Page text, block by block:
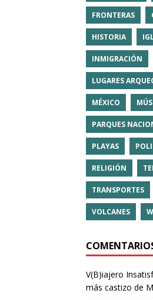
FRONTERAS
HISTORIA
INMIGRACIÓN
LUGARES
MÉXICO
PARQUES
PLAYAS
RELIGIÓN
TRANSPORTES
VOLCANES
V(B)iajero
más castizo de